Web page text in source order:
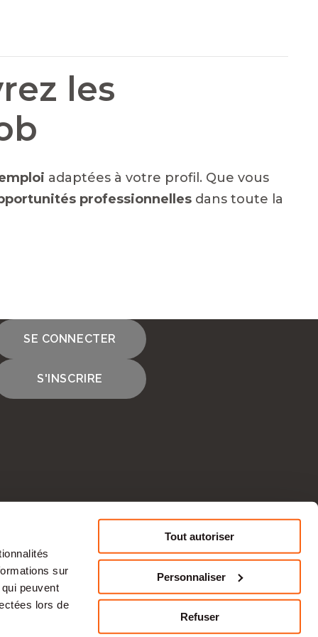
sur
peuvent
lors de
Tout autoriser
Personnaliser
Refuser
les
adaptées à votre profil. Que vous
professionnelles dans toute la
en ressources humaines et à une
économique durable et des
SE CONNECTER
S'INSCRIRE
CONTACTEZ-NOUS